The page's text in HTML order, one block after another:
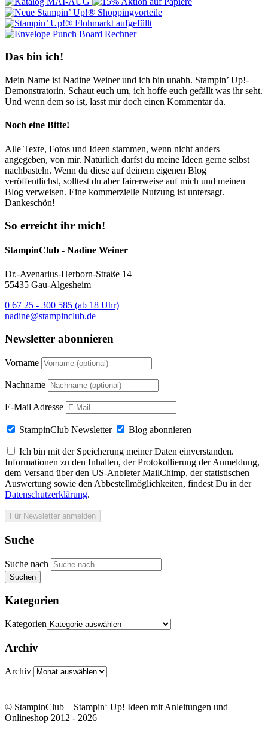
Das bin ich!
Mein Name ist Nadine Weiner und ich bin unabh. Stampin’ Up!-
Demonstratorin. Schaut euch um, ich hoffe euch gefällt was ihr seht.
Und wenn dem so ist, lasst mir doch einen Kommentar da.
Noch eine Bitte!
Alle Texte, Fotos und Ideen stammen, wenn nicht anders
angegeben, von mir. Natürlich darfst du meine Ideen gerne selbst
nachbasteln. Wenn du diese auf deinem eigenen Blog
veröffentlichst, solltest du aber fairerweise auf mich und meinen
Blog verweisen. Eine kommerzielle Nutzung ist untersagt.
Dankeschön!
So erreicht ihr mich!
StampinClub - Nadine Weiner
Dr.-Avenarius-Herborn-Straße 14
55435 Gau-Algesheim
0 67 25 - 300 585 (ab 18 Uhr)
nadine@stampinclub.de
Newsletter abonnieren
Vorname
Nachname
E-Mail Adresse
StampinClub Newsletter Blog abonnieren
Ich bin mit der Speicherung meiner Daten einverstanden.
Informationen zu den Inhalten, der Protokollierung der Anmeldung,
dem Versand über den US-Anbieter MailChimp, der statistischen
Auswertung sowie den Abbestellmöglichkeiten, findest Du in der
Datenschutzerklärung.
Suche
Suche nach
Suchen
Kategorien
Kategorien
Archiv
Archiv
© StampinClub – Stampin‘ Up! Ideen mit Anleitungen und
Onlineshop 2012 - 2026